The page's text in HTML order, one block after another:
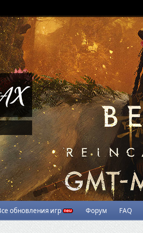
обновления игр Форум FAQ